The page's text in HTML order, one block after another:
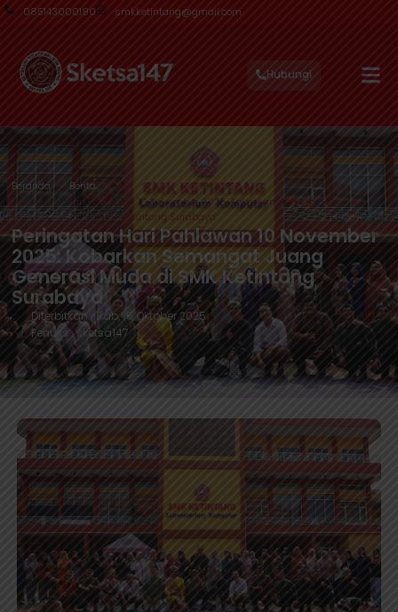
085143000190 smkketintang@gmail.com
Hubungi
Beranda
Berita
Peringatan Hari Pahlawan 10 November 2025: Kobarkan Semangat Juang
Generasi Muda di SMK Ketintang Surabaya
Peringatan Hari Pahlawan 10 November
2025: Kobarkan Semangat Juang
Generasi Muda di SMK Ketintang
Surabaya
Diterbitkan : Rab, 15 Oktober 2025
Penulis : sketsa147